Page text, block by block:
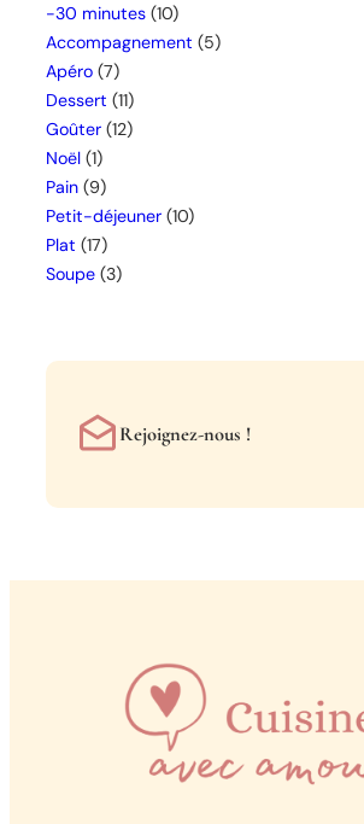
-30 minutes (10)
Accompagnement (5)
Apéro (7)
Dessert (11)
Goûter (12)
Noël (1)
Pain (9)
Petit-déjeuner (10)
Plat (17)
Soupe (3)
Rejoignez-nous !